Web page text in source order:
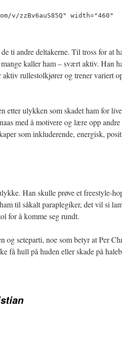
v/zzBv6auS85Q" width="460"
ti andre deltakerne. Til tross for at
kaller ham – svært aktiv. Han
rullestolkjører og trener variert
etter ulykken som skadet ham for
med å motivere og lære opp andre
som inkluderende, energisk,
Han skulle prøve et freestyle-
til såkalt paraplegiker, det vil si
for å komme seg rundt.
og seteparti, noe som betyr at Per
få hull på huden eller skade på